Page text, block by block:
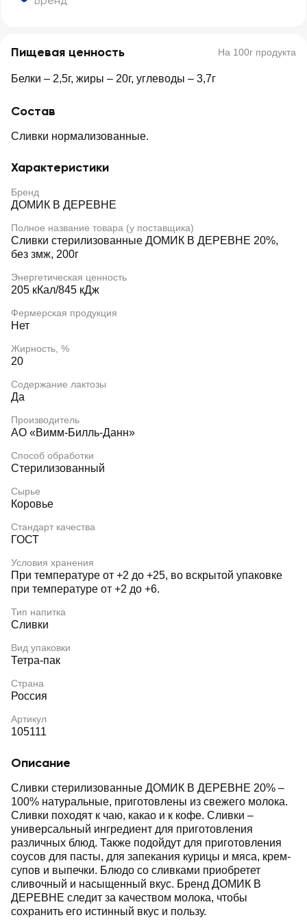
Пищевая ценность На 100г продукта
Белки – 2,5г, жиры – 20г, углеводы – 3,7г
Состав
Сливки нормализованные.
Характеристики
Бренд
ДОМИК В ДЕРЕВНЕ
Полное название товара (у поставщика)
Сливки стерилизованные ДОМИК В ДЕРЕВНЕ 20%,
без змж, 200г
Энергетическая ценность
205 кКал/845 кДж
Фермерская продукция
Нет
Жирность, %
20
Содержание лактозы
Да
Производитель
АО «Вимм-Билль-Данн»
Способ обработки
Стерилизованный
Сырье
Коровье
Стандарт качества
ГОСТ
Условия хранения
При температуре от +2 до +25, во вскрытой упаковке
при температуре от +2 до +6.
Тип напитка
Сливки
Вид упаковки
Тетра-пак
Страна
Россия
Артикул
105111
Описание
Сливки стерилизованные ДОМИК В ДЕРЕВНЕ 20% ‒
100% натуральные, приготовлены из свежего молока.
Сливки походят к чаю, какао и к кофе. Сливки ‒
универсальный ингредиент для приготовления
различных блюд. Также подойдут для приготовления
соусов для пасты, для запекания курицы и мяса, крем-
супов и выпечки. Блюдо со сливками приобретет
сливочный и насыщенный вкус. Бренд ДОМИК В
ДЕРЕВНЕ следит за качеством молока, чтобы
сохранить его истинный вкус и пользу.